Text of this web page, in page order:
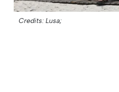
Credits: Lusa;